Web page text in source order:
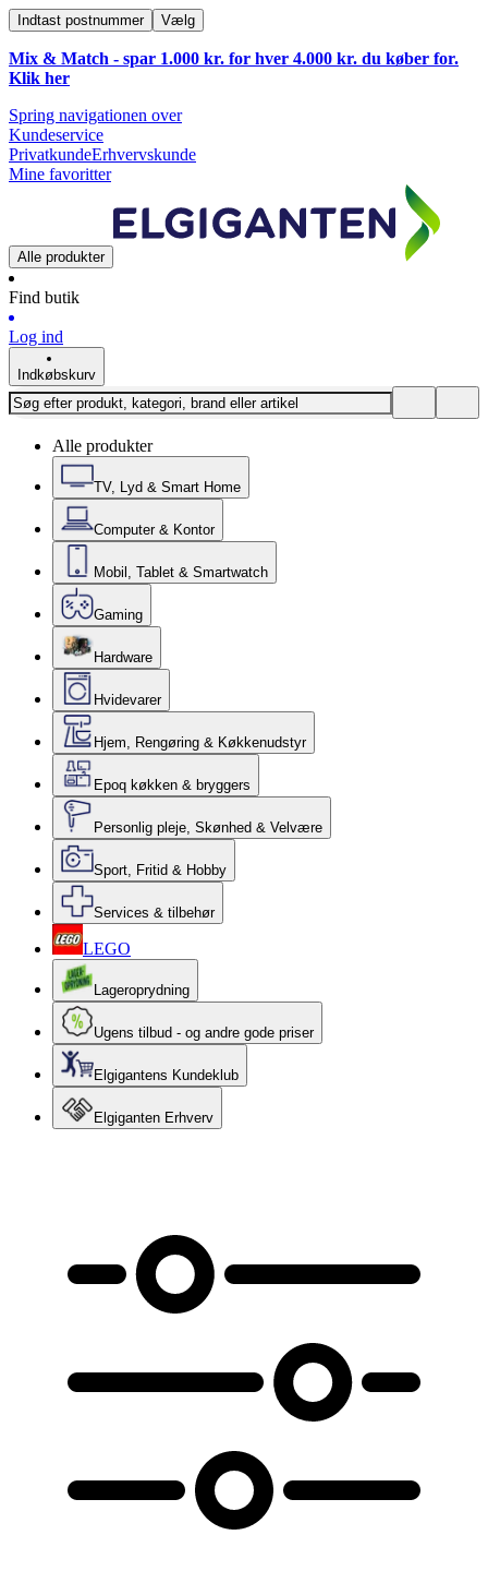
Indtast postnummer Vælg
Mix & Match - spar 1.000 kr. for hver 4.000 kr. du køber for.
Klik her
Spring navigationen over
Kundeservice
PrivatkundeErhvervskunde
Mine favoritter
Alle produkter
Find butik
Log ind
Indkøbskurv
Alle produkter
TV, Lyd & Smart Home
Computer & Kontor
Mobil, Tablet & Smartwatch
Gaming
Hardware
Hvidevarer
Hjem, Rengøring & Køkkenudstyr
Epoq køkken & bryggers
Personlig pleje, Skønhed & Velvære
Sport, Fritid & Hobby
Services & tilbehør
LEGO
Lageroprydning
Ugens tilbud - og andre gode priser
Elgigantens Kundeklub
Elgiganten Erhverv